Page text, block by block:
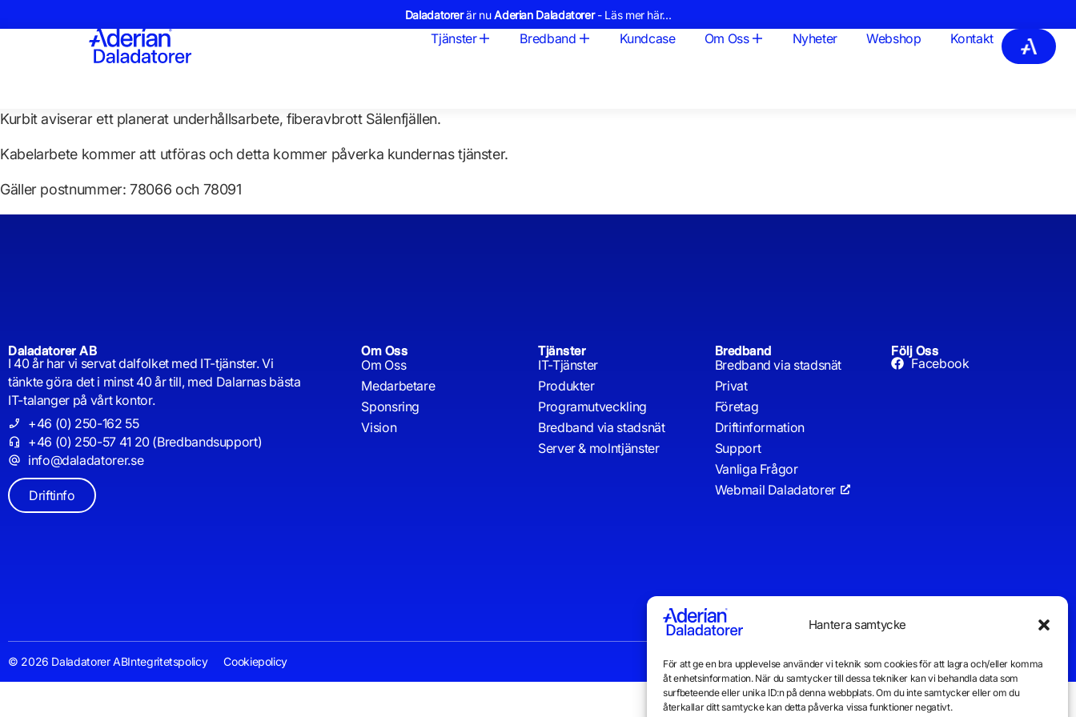
Hantera samtycke
För att ge en bra upplevelse använder vi teknik som cookies för att lagra och/eller komma
åt enhetsinformation. När du samtycker till dessa tekniker kan vi behandla data som
surfbeteende eller unika ID:n på denna webbplats. Om du inte samtycker eller om du
återkallar ditt samtycke kan detta påverka vissa funktioner negativt.
Daladatorerär nuAderian Daladatorer- Läs mer här...
Tjänster Bredband Kundcase Om Oss Nyheter Webshop Kontakt
Kurbit aviserar ett planerat underhållsarbete, fiberavbrott Sälenfjällen.
Kabelarbete kommer att utföras och detta kommer påverka kundernas tjänster.
Gäller postnummer: 78066 och 78091
Daladatorer AB
I 40 år har vi servat dalfolket med IT-tjänster. Vi
tänkte göra det i minst 40 år till, med Dalarnas bästa
IT-talanger på vårt kontor.
+46 (0) 250-162 55
+46 (0) 250-57 41 20 (Bredbandsupport)
info@daladatorer.se
Driftinfo
Om Oss
Om Oss
Medarbetare
Sponsring
Vision
Tjänster
IT-Tjänster
Produkter
Programutveckling
Bredband via stadsnät
Server & molntjänster
Bredband
Bredband via stadsnät
Privat
Företag
Driftinformation
Support
Vanliga Frågor
Webmail Daladatorer
Följ Oss
Facebook
© 2026 Daladatorer ABIntegritetspolicy Cookiepolicy